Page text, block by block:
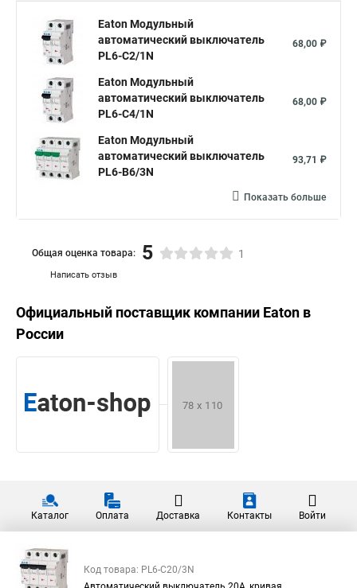
Eaton Модульный
автоматический выключатель
PL6-C2/1N
68,00 ₽
Eaton Модульный
автоматический выключатель
PL6-C4/1N
68,00 ₽
Eaton Модульный
автоматический выключатель
PL6-B6/3N
93,71 ₽
Показать больше
Написать отзыв
Общая оценка товара: 5 1
Официальный поставщик компании Eaton в
России
Каталог Оплата Доставка Контакты Войти
Код товара: PL6-C20/3N